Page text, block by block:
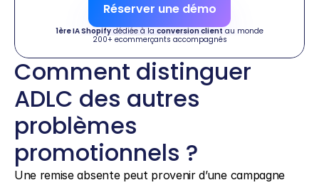
Réserver une démo
1ère IA Shopify dédiée à la conversion client au monde
200+ ecommerçants accompagnés
Comment distinguer
ADLC des autres
problèmes
promotionnels ?
Une remise absente peut provenir d’une campagne